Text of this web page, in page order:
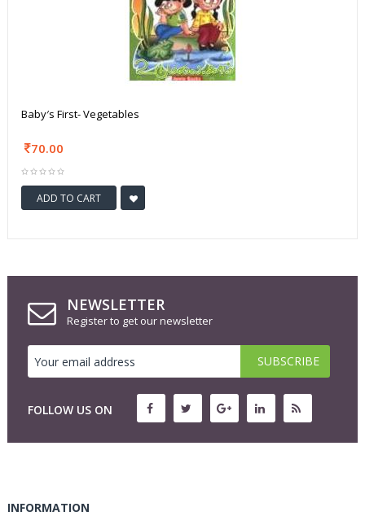
Baby′s First- Vegetables
70.00
ADD TO CART
NEWSLETTER
Register to get our newsletter
FOLLOW US ON
INFORMATION